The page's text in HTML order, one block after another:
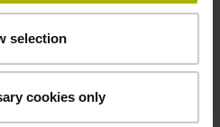
selection
cookies only